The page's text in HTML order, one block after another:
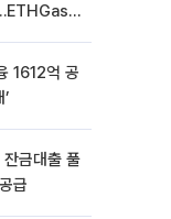
1612억 공
금대출 풀
급